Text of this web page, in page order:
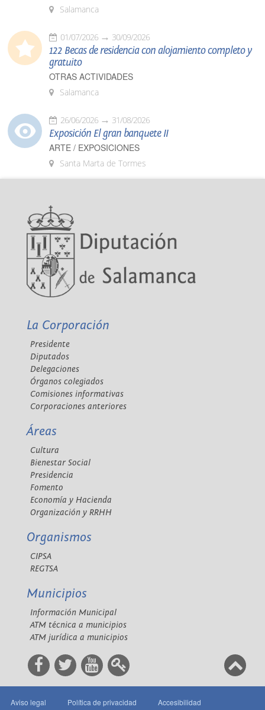
Salamanca
01/07/2026 30/09/2026
122 Becas de residencia con alojamiento completo y
gratuito
OTRAS ACTIVIDADES
Salamanca
26/06/2026 31/08/2026
Exposición El gran banquete II
ARTE / EXPOSICIONES
Santa Marta de Tormes
La Corporación
Presidente
Diputados
Delegaciones
Órganos colegiados
Comisiones informativas
Corporaciones anteriores
Áreas
Cultura
Bienestar Social
Presidencia
Fomento
Economía y Hacienda
Organización y RRHH
Organismos
CIPSA
REGTSA
Municipios
Información Municipal
ATM técnica a municipios
ATM jurídica a municipios
Aviso legal Política de privacidad Accesibilidad